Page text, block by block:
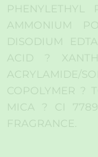
AMMONIUM
DISODIUM
ACID ?
ACRYLAMIDE/
COPOLYMER ?
MICA ? CI
FRAGRANCE.